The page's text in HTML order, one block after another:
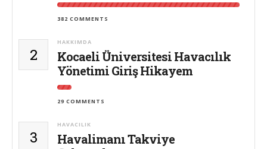
382 COMMENTS
2
HAKKIMDA
Kocaeli Üniversitesi Havacılık
Yönetimi Giriş Hikayem
29 COMMENTS
3
HAVACILIK
Havalimanı Takviye